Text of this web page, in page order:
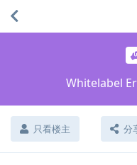
Whitelabel
只看楼主 分